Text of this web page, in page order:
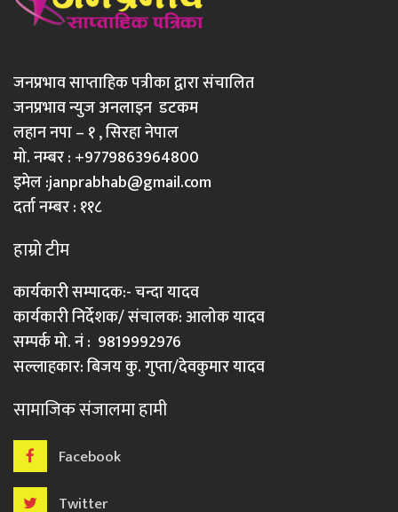
जनप्रभाव साप्ताहिक पत्रीका द्वारा संचालित
जनप्रभाव न्युज अनलाइन डटकम
लहान नपा – १ , सिरहा नेपाल
मो. नम्बर : +9779863964800
इमेल :janprabhab@gmail.com
दर्ता नम्बर : ११८
हाम्रो टीम
कार्यकारी सम्पादक:- चन्दा यादव
कार्यकारी निर्देशक/ संचालक: आलोक यादव
सम्पर्क मो. नं : 9819992976
सल्लाहकार: बिजय कु. गुप्ता/देवकुमार यादव
सामाजिक संजालमा हामी
Facebook
Twitter